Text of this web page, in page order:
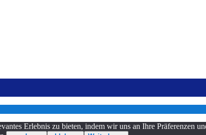
Erlebnis zu bieten, indem wir uns an Ihre Präferenzen